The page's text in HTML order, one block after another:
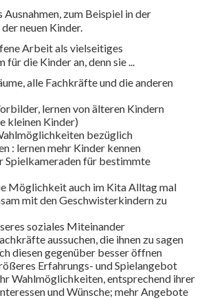
zum Beispiel in der
neuen Kinder.
Arbeit als vielseitiges
die Kinder an, denn sie ...
alle Fachkräfte und die anderen
lernen von älteren Kindern
kleinen Kinder)
bezüglich
: lernen mehr Kinder kennen
Spielkameraden für bestimmte
Möglichkeit auch im Kita Alltag mal
mit den Geschwisterkindern zu
soziales Miteinander
aussuchen, die ihnen zu sagen
diesen gegenüber besser öffnen
Erfahrungs- und Spielangebot
Wahlmöglichkeiten, entsprechend ihrer
und Wünsche; mehr Angebote